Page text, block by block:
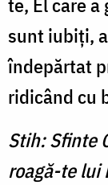
te, El care
sunt iubiţi,
îndepărtat
ridicând cu
Stih: Sfinte
roagă-te lui